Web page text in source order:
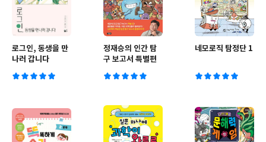
로그인, 동생을 만
나러 갑니다
정재승의 인간 탐
구 보고서 특별편
네모로직 탐정단 1